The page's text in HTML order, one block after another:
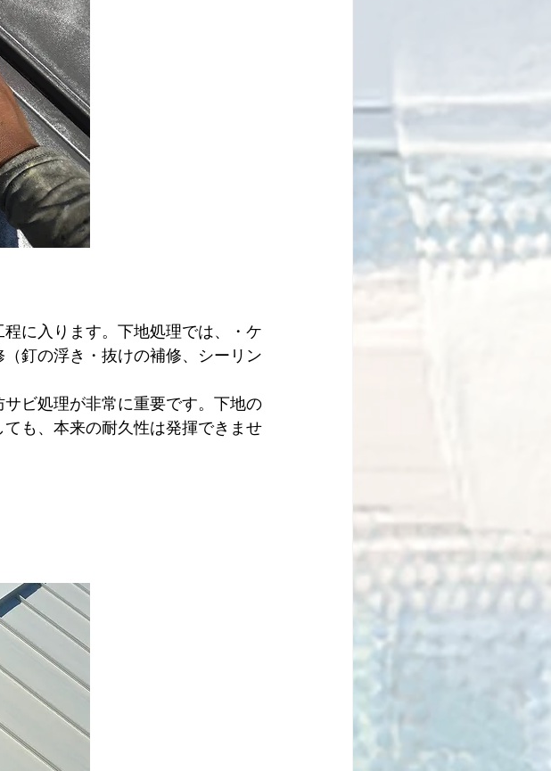
に入ります。下地処理では、・ケ
釘の浮き・抜けの補修、シーリン
ビ処理が非常に重要です。下地の
も、本来の耐久性は発揮できませ